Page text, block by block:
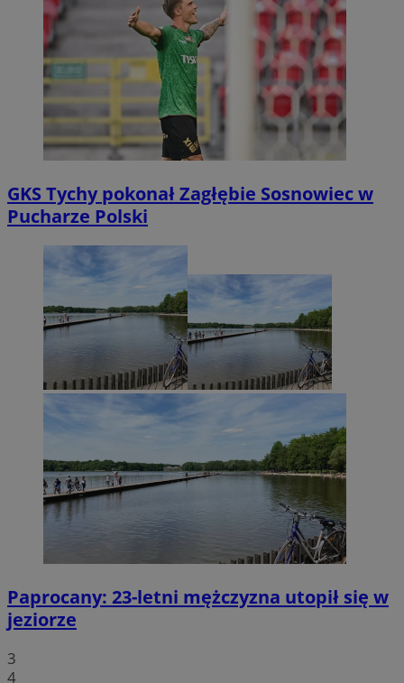
GKS Tychy pokonał Zagłębie Sosnowiec w
Pucharze Polski
Paprocany: 23-letni mężczyzna utopił się w
jeziorze
3
4